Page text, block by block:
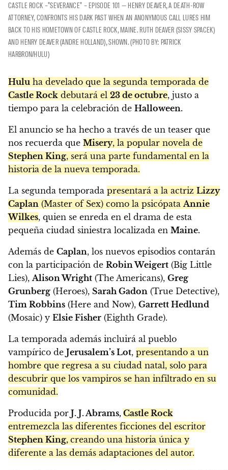
CASTLE ROCK –"SEVERANCE" – EPISODE 101 — HENRY DEAVER, A DEATH-ROW
ATTORNEY, CONFRONTS HIS DARK PAST WHEN AN ANONYMOUS CALL LURES HIM
BACK TO HIS HOMETOWN OF CASTLE ROCK, MAINE. RUTH DEAVER (SISSY SPACEK)
AND HENRY DEAVER (ANDRE HOLLAND), SHOWN. (PHOTO BY: PATRICK
HARBRON/HULU)
Hulu ha develado que la segunda temporada de
Castle Rock debutará el 23 de octubre, justo a
tiempo para la celebración de Halloween.
El anuncio se ha hecho a través de un teaser que
nos recuerda que Misery, la popular novela de
Stephen King, será una parte fundamental en la
historia de la nueva temporada.
La segunda temporada presentará a la actriz Lizzy
Caplan (Master of Sex) como la psicópata Annie
Wilkes, quien se enreda en el drama de esta
pequeña ciudad siniestra localizada en Maine.
Además de Caplan, los nuevos episodios contarán
con la participación de Robin Weigert (Big Little
Lies), Alison Wright (The Americans), Greg
Grunberg (Heroes), Sarah Gadon (True Detective),
Tim Robbins (Here and Now), Garrett Hedlund
(Mosaic) y Elsie Fisher (Eighth Grade).
La temporada además incluirá al pueblo
vampírico de Jerusalem’s Lot, presentando a un
hombre que regresa a su ciudad natal, solo para
descubrir que los vampiros se han infiltrado en su
comunidad.
Producida por J. J. Abrams, Castle Rock
entremezcla las diferentes ficciones del escritor
Stephen King, creando una historia única y
diferente a las demás adaptaciones del autor.